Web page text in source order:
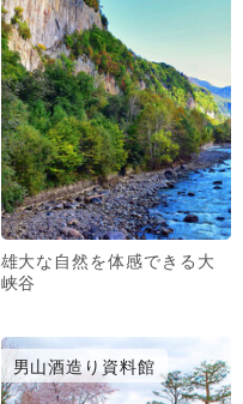
雄大な自然を体感できる大
峡谷
男山酒造り資料館